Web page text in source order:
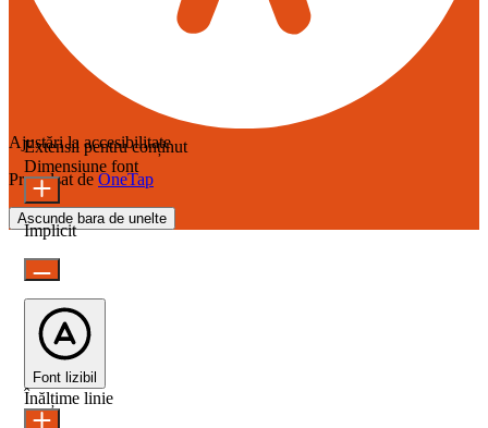
Ajustări la accesibilitate
Propulsat de OneTap
Ascunde bara de unelte
Extensii pentru conținut
Dimensiune font
Implicit
Font lizibil
Înălțime linie